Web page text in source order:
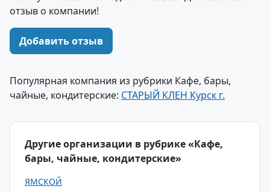
отзыв о компании!
Добавить отзыв
Популярная компания из рубрики Кафе, бары,
чайные, кондитерские: СТАРЫЙ КЛЕН Курск г.
Другие организации в рубрике «Кафе,
бары, чайные, кондитерские»
ЯМСКОЙ